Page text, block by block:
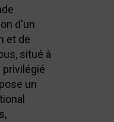
d'un
et de
situé à
privilégié
un